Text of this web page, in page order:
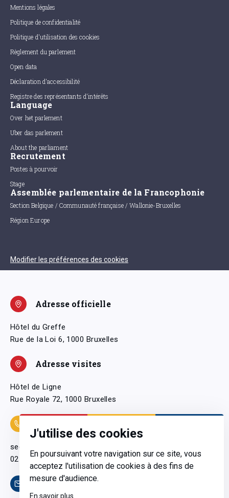
J'utilise des cookies
En poursuivant votre navigation sur ce site, vous
acceptez l'utilisation de cookies à des fins de
mesure d'audience.
En savoir plus
Mentions légales
Politique de confidentialité
Politique d'utilisation des cookies
Règlement du parlement
Open data
Déclaration d'accessibilité
Registre des représentants d'intérêts
Language
Over het parlement
Uber das parlement
About the parliament
Recrutement
Postes à pourvoir
Stage
Assemblée parlementaire de la Francophonie
Section Belgique / Communauté française / Wallonie-Bruxelles
Région Europe
Modifier les préférences des cookies
Adresse officielle
Hôtel du Greffe
Rue de la Loi 6, 1000 Bruxelles
Adresse visites
Hôtel de Ligne
Rue Royale 72, 1000 Bruxelles
secretariatgeneral@pfwb.be
02 506 38 11
Contact